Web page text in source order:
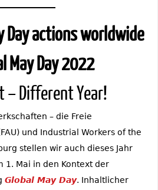
Day actions worldwide
May Day 2022
– Different Year!
– die Freie
und Industrial Workers of the
stellen wir auch dieses Jahr
1. Mai in den Kontext der
Global May Day. Inhaltlicher